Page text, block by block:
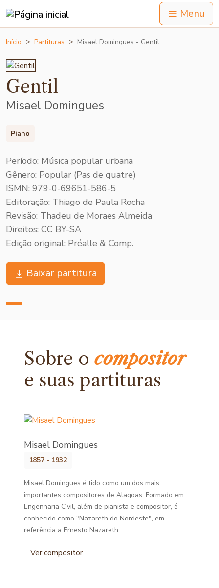
Menu
Início Partituras Misael Domingues - Gentil
Gentil
Misael Domingues
Piano
Período: Música popular urbana
Gênero: Popular (Pas de quatre)
ISMN: 979-0-69651-586-5
Editoração: Thiago de Paula Rocha
Revisão: Thadeu de Moraes Almeida
Direitos: CC BY-SA
Edição original: Préalle & Comp.
Baixar partitura
Sobre ocompositor
e suas partituras
Misael Domingues
1857 - 1932
Misael Domingues é tido como um dos mais
importantes compositores de Alagoas. Formado em
Engenharia Civil, além de pianista e compositor, é
conhecido como "Nazareth do Nordeste", em
referência a Ernesto Nazareth.
Ver compositor